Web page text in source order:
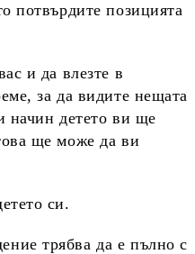
потвърдите позицията
и да влезте в
за да видите нещата
начин детето ви ще
ще може да ви
си.
трябва да е пълно с